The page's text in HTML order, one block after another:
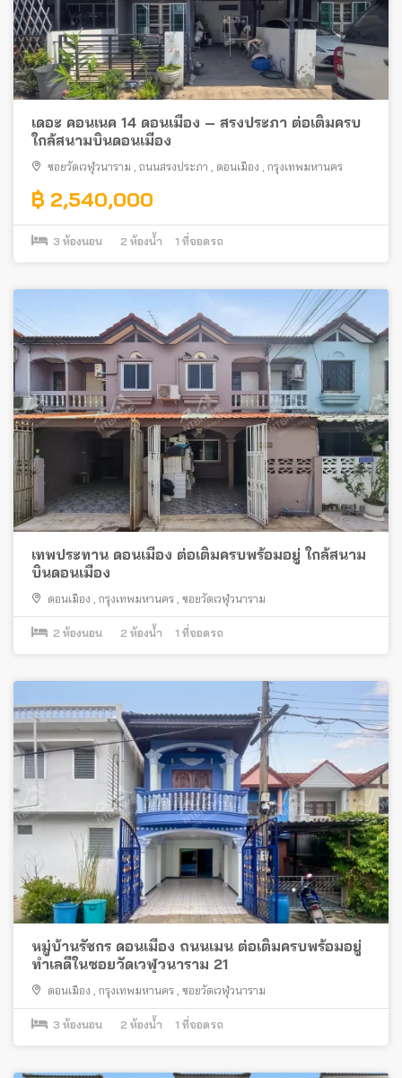
เดอะ คอนเนค 14 ดอนเมือง – สรงประภา ต่อเติมครบ
ใกล้สนามบินดอนเมือง
ซอยวัดเวฬุวนาราม ถนนสรงประภา ดอนเมือง กรุงเทพมหานคร
฿ 2,540,000
3 ห้องนอน 2 ห้องน้ำ 1 ที่จอดรถ
เทพประทาน ดอนเมือง ต่อเติมครบพร้อมอยู่ ใกล้สนาม
บินดอนเมือง
ดอนเมือง กรุงเทพมหานคร ซอยวัดเวฬุวนาราม
2 ห้องนอน 2 ห้องน้ำ 1 ที่จอดรถ
หมู่บ้านรัชกร ดอนเมือง ถนนเมน ต่อเติมครบพร้อมอยู่
ทำเลดีในซอยวัดเวฬุวนาราม 21
ดอนเมือง กรุงเทพมหานคร ซอยวัดเวฬุวนาราม
3 ห้องนอน 2 ห้องน้ำ 1 ที่จอดรถ